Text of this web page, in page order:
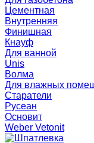
Цементная
Внутренняя
Финишная
Кнауф
Для ванной
Unis
Волма
Для влажных
Старатели
Русеан
Основит
Weber Vetonit